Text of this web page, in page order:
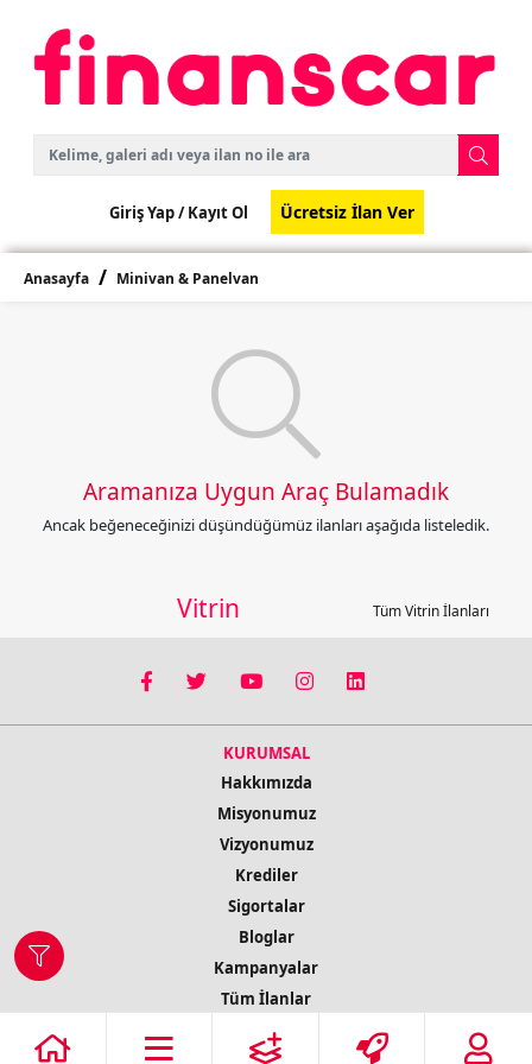
Giriş Yap /Kayıt Ol Ücretsiz İlan Ver
Anasayfa Minivan & Panelvan
Aramanıza Uygun Araç Bulamadık
Ancak beğeneceğinizi düşündüğümüz ilanları aşağıda listeledik.
Vitrin Tüm Vitrin İlanları
KURUMSAL
Hakkımızda
Misyonumuz
Vizyonumuz
Krediler
Sigortalar
Bloglar
Kampanyalar
Tüm İlanlar
İletişim Bilgileri